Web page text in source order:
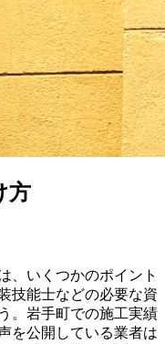
方
、いくつかのポイント
技能士などの必要な資
。岩手町での施工実績
を公開している業者は